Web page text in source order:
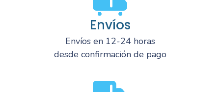
Envíos
Envíos en 12-24 horas
desde confirmación de pago